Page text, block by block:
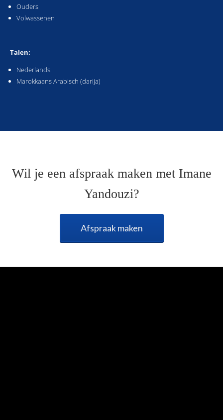
Ouders
Volwassenen
Talen:
Nederlands
Marokkaans Arabisch (darija)
Wil je een afspraak maken met Imane
Yandouzi?
Afspraak maken